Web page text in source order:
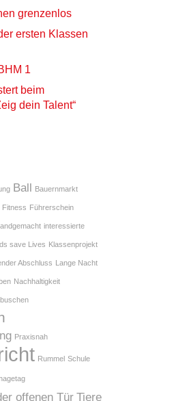
grenzenlos
ersten Klassen
1
beim
dein Talent“
Ball Bauernmarkt
Fitness Führerschein
interessierte
save Lives Klassenprojekt
Abschluss Lange Nacht
Nachhaltigkeit
Praxisnah
Rummel Schule
offenen Tür Tiere